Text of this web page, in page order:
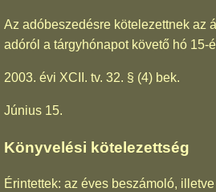
Az adóbeszedésre kötelezettnek az
adóról a tárgyhónapot követő hó 15-
2003. évi XCII. tv. 32. § (4) bek.
Június 15.
Könyvelési kötelezettség
Érintettek: az éves beszámoló,